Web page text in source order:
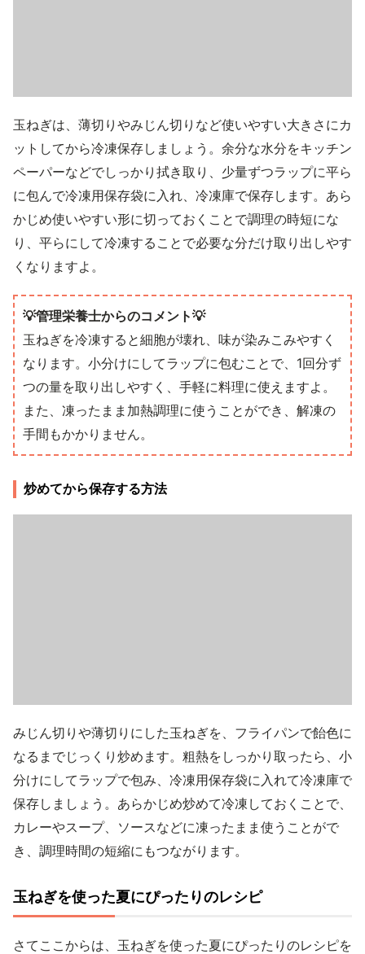
玉ねぎは、薄切りやみじん切りなど使いやすい大きさにカ
ットしてから冷凍保存しましょう。余分な水分をキッチン
ペーパーなどでしっかり拭き取り、少量ずつラップに平ら
に包んで冷凍用保存袋に入れ、冷凍庫で保存します。あら
かじめ使いやすい形に切っておくことで調理の時短にな
り、平らにして冷凍することで必要な分だけ取り出しやす
くなりますよ。
💡管理栄養士からのコメント💡
玉ねぎを冷凍すると細胞が壊れ、味が染みこみやすく
なります。小分けにしてラップに包むことで、1回分ず
つの量を取り出しやすく、手軽に料理に使えますよ。
また、凍ったまま加熱調理に使うことができ、解凍の
手間もかかりません。
炒めてから保存する方法
みじん切りや薄切りにした玉ねぎを、フライパンで飴色に
なるまでじっくり炒めます。粗熱をしっかり取ったら、小
分けにしてラップで包み、冷凍用保存袋に入れて冷凍庫で
保存しましょう。あらかじめ炒めて冷凍しておくことで、
カレーやスープ、ソースなどに凍ったまま使うことがで
き、調理時間の短縮にもつながります。
玉ねぎを使った夏にぴったりのレシピ
さてここからは、玉ねぎを使った夏にぴったりのレシピを